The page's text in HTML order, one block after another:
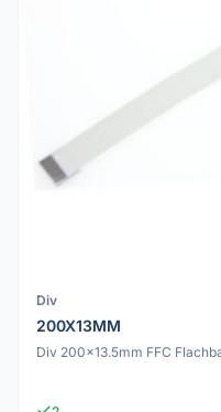
Div
200X13MM
Div 200x13.5mm FFC